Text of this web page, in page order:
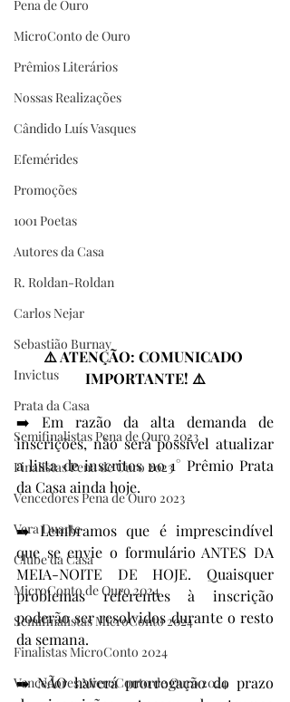
Pena de Ouro
MicroConto de Ouro
Prêmios Literários
Nossas Realizações
Cândido Luís Vasques
Efemérides
Promoções
1001 Poetas
Autores da Casa
R. Roldan-Roldan
Carlos Nejar
Sebastião Burnay
Invictus
Prata da Casa
Semifinalistas Pena de Ouro 2023
Finalistas Pena de Ouro 2023
Vencedores Pena de Ouro 2023
Vera Duarte
Clube da Casa
MicroConto de Ouro 2024
Semifinalistas MicroConto 2024
Finalistas MicroConto 2024
Vencedores MicroConto de Ouro 2024
⚠️ ATENÇÃO: COMUNICADO
IMPORTANTE! ⚠️
➡️ Em razão da alta demanda de
inscrições, não será possível atualizar
a lista de inscritos no 1° Prêmio Prata
da Casa ainda hoje.
➡️ Lembramos que é imprescindível
que se envie o formulário ANTES DA
MEIA-NOITE DE HOJE. Quaisquer
problemas referentes à inscrição
poderão ser resolvidos durante o resto
da semana.
➡️ NÃO haverá prorrogação do prazo